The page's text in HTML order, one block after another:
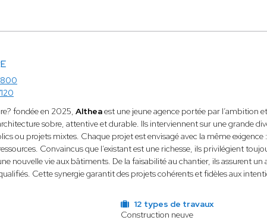
fondée en 2025, Altheaest une jeune agence portée par l’ambition
sobre, attentive et durable. Ils interviennent sur une grande
ou projets mixtes. Chaque projet est envisagé avec la même
Convaincus que l’existant est une richesse, ils privilégient
nouvelle vie aux bâtiments. De la faisabilité au chantier, ils assurent
Cette synergie garantit des projets cohérents et fidèles aux
12 types de travaux
Construction neuve